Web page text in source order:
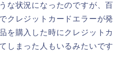
な状況になったのですが、百
クレジットカードエラーが発
を購入した時にクレジットカ
しまった人もいるみたいです